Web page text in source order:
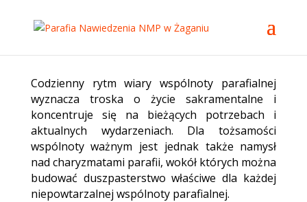
Codzienny rytm wiary wspólnoty parafialnej
wyznacza troska o życie sakramentalne i
koncentruje się na bieżących potrzebach i
aktualnych wydarzeniach. Dla tożsamości
wspólnoty ważnym jest jednak także namysł
nad charyzmatami parafii, wokół których można
budować duszpasterstwo właściwe dla każdej
niepowtarzalnej wspólnoty parafialnej.